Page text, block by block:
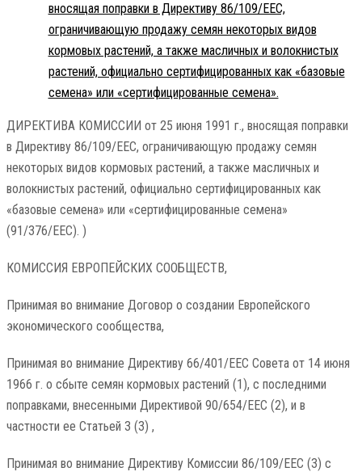
вносящая поправки в Директиву 86/109/EEC,
ограничивающую продажу семян некоторых видов
кормовых растений, а также масличных и волокнистых
растений, официально сертифицированных как «базовые
семена» или «сертифицированные семена».
ДИРЕКТИВА КОМИССИИ от 25 июня 1991 г., вносящая поправки
в Директиву 86/109/EEC, ограничивающую продажу семян
некоторых видов кормовых растений, а также масличных и
волокнистых растений, официально сертифицированных как
«базовые семена» или «сертифицированные семена»
(91/376/EEC). )
КОМИССИЯ ЕВРОПЕЙСКИХ СООБЩЕСТВ,
Принимая во внимание Договор о создании Европейского
экономического сообщества,
Принимая во внимание Директиву 66/401/EEC Совета от 14 июня
1966 г. о сбыте семян кормовых растений (1), с последними
поправками, внесенными Директивой 90/654/EEC (2), и в
частности ее Статьей 3 (3) ,
Принимая во внимание Директиву Комиссии 86/109/EEC (3) с